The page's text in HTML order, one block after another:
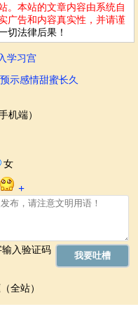
论也能帮助理解不同元素之
调整五行平衡，保持情绪愉
吉祥物，如水晶球或金蟾
洁整洁，确保气场流通。卧
空气，提升睡眠质量和免疫
攀岩或滑雪。保持良好作息，
免疫力。
化。事业运好的年份，病符
。本站的文章内容由系统自
广告和内容真实性，并请谨
切法律后果！
学习宫
示感情甜蜜长久
机端）
全站）